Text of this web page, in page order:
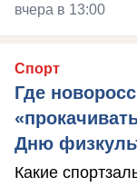
вчера в 13:00
Спорт
Где
Дню
Какие